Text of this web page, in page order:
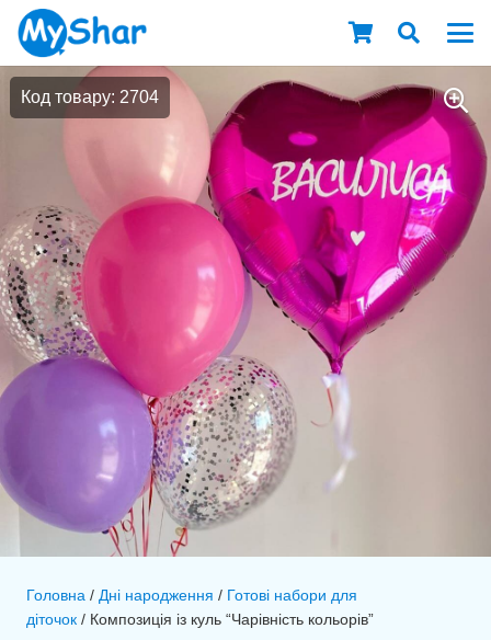
Код товару: 2704
Головна / Дні народження / Готові набори для
діточок / Композиція із куль “Чарівність кольорів”